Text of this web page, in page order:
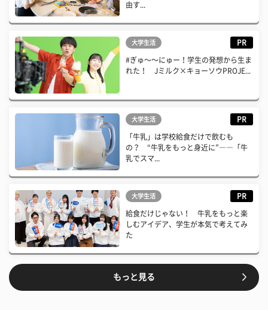
由す...
大学生活 PR
#ぎゅ〜〜にゅー！学生の発想から生ま
れた！ Jミルク×キョーソウPROJE...
大学生活 PR
「牛乳」は学校給食だけで飲むも
の？ “牛乳をもっと身近に”――「牛
乳でスマ...
大学生活 PR
給食だけじゃない！ 牛乳をもっと楽
しむアイデア、学生が本気で考えてみ
た
もっと見る